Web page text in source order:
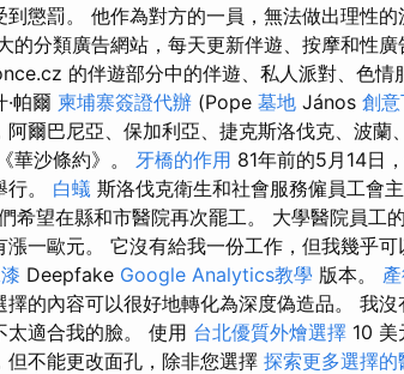
到懲罰。 他作為對方的一員，無法做出理性
的分類廣告網站，每天更新伴遊、按摩和性
的伴遊部分中的伴遊、私人派對、色情
帕爾 柬埔寨簽證代辦 (Pope 墓地 János 創
阿爾巴尼亞、保加利亞、捷克斯洛伐克、波
華沙條約》。 牙橋的作用 81年前的5月14日
。 白蟻 斯洛伐克衛生和社會服務僱員工會
希望在縣和市醫院再次罷工。 大學醫院員工
漲一歐元。 它沒有給我一份工作，但我幾乎
Deepfake Google Analytics教學 版本。
擇的內容可以很好地轉化為深度偽造品。 我
太適合我的臉。 使用 台北優質外燴選擇 10 美
但不能更改面孔，除非您選擇 探索更多選擇的